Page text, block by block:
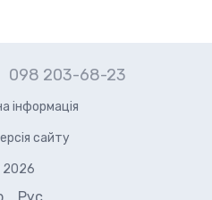
098 203-68-23
інформація
сайту